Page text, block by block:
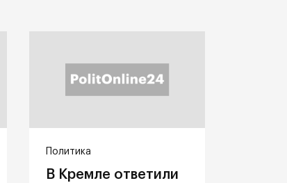
Политика
В Кремле ответили